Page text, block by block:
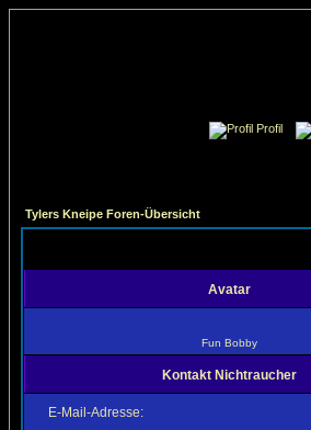
Profil
Tylers Kneipe Foren-Übersicht
Avatar
Fun Bobby
Kontakt Nichtraucher
E-Mail-Adresse: